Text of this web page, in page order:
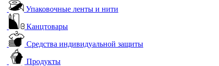
Упаковочные ленты и нити
Канцтовары
Средства индивидуальной защиты
Продукты